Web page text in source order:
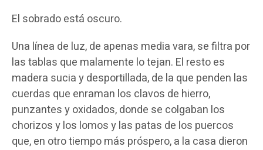
El sobrado está oscuro.
Una línea de luz, de apenas media vara, se filtra por
las tablas que malamente lo tejan. El resto es
madera sucia y desportillada, de la que penden las
cuerdas que enraman los clavos de hierro,
punzantes y oxidados, donde se colgaban los
chorizos y los lomos y las patas de los puercos
que, en otro tiempo más próspero, a la casa dieron